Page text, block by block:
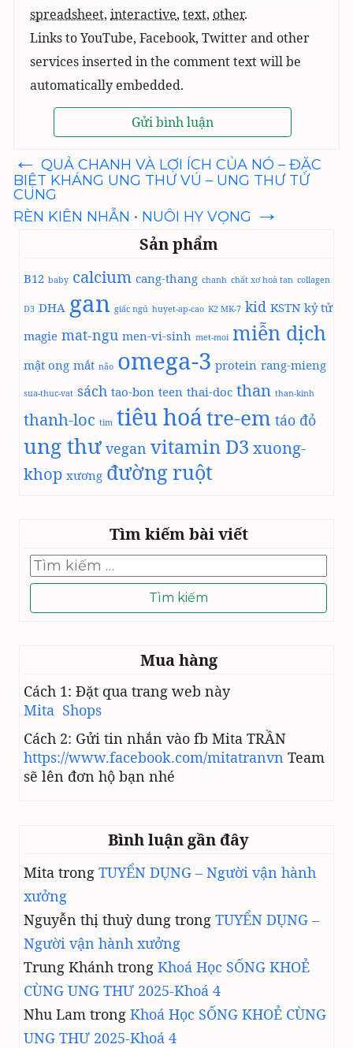
spreadsheet, interactive, text, other.
Links to YouTube, Facebook, Twitter and other
services inserted in the comment text will be
automatically embedded.
Điều
hướng
bài
viết
← QUẢ CHANH VÀ LỢI ÍCH CỦA NÓ – ĐẶC
BIỆT KHÁNG UNG THƯ VÚ – UNG THƯ TỬ
CUNG
RÈN KIÊN NHẪN • NUÔI HY VỌNG →
Sản phẩm
B12 baby calcium cang-thang chanh chất xơ hoà tan collagen
D3 DHA gan giấc ngủ huyet-ap-cao K2 MK-7 kid KSTN kỷ tử
magie mat-ngu men-vi-sinh met-moi miễn dịch
mật ong mắt não omega-3 protein rang-mieng
sua-thuc-vat sách tao-bon teen thai-doc than than-kinh
thanh-loc tim tiêu hoátre-em táo đỏ
ung thư vegan vitamin D3 xuong-
khop xương đường ruột
Tìm kiếm bài viết
Tìm
kiếm
cho:
Mua hàng
Cách 1: Đặt qua trang web này
Mita Shops
Cách 2: Gửi tin nhắn vào fb Mita TRẦN
https://www.facebook.com/mitatranvn Team
sẽ lên đơn hộ bạn nhé
Bình luận gần đây
Mita trong TUYỂN DỤNG – Người vận hành
xưởng
Nguyễn thị thuỳ dung trong TUYỂN DỤNG –
Người vận hành xưởng
Trung Khánh trong Khoá Học SỐNG KHOẺ
CÙNG UNG THƯ 2025-Khoá 4
Nhu Lam trong Khoá Học SỐNG KHOẺ CÙNG
UNG THƯ 2025-Khoá 4